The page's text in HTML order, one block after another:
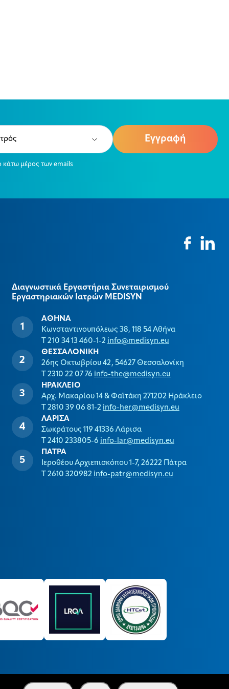
κάτω μέρος των emails
Διαγνωστικά Εργαστήρια Συνεταιρισμού
Εργαστηριακών Ιατρών MEDISYΝ
ΑΘΗΝΑ
Κωνσταντινουπόλεως 38, 118 54 Αθήνα
T 210 34 13 460-1-2 info@medisyn.eu
ΘΕΣΣΑΛΟΝΙΚΗ
26ης Οκτωβρίου 42, 54627 Θεσσαλονίκη
T 2310 22 07 76 info-the@medisyn.eu
ΗΡΑΚΛΕΙΟ
Αρχ. Μακαρίου 14 & Φαϊτάκη 271202 Ηράκλειο
T 2810 39 06 81-2 info-her@medisyn.eu
ΛΑΡΙΣΑ
Σωκράτους 119 41336 Λάρισα
T 2410 233805-6 info-lar@medisyn.eu
ΠΑΤΡΑ
Ιεροθέου Αρχιεπισκόπου 1-7, 26222 Πάτρα
T 2610 320982 info-patr@medisyn.eu